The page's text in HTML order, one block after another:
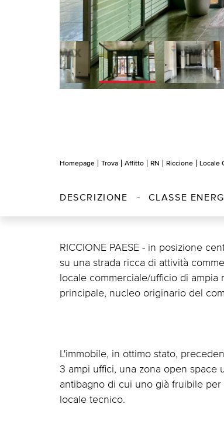
Homepage Trova Affitto RN Riccione Locale
DESCRIZIONE CLASSE
RICCIONE PAESE - in posizione
su una strada ricca di attività
locale commerciale/ufficio di
principale, nucleo originario del
L'immobile, in ottimo stato,
3 ampi uffici, una zona open space
antibagno di cui uno già fruibile
locale tecnico.